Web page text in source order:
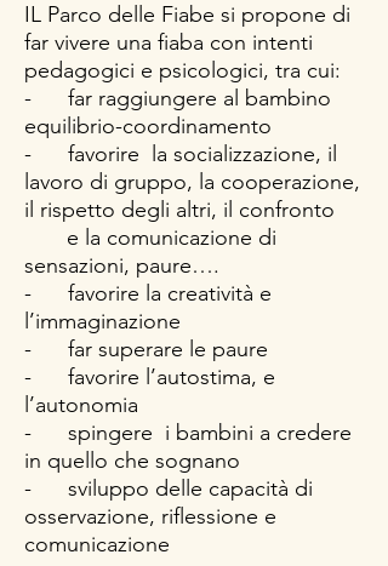
IL Parco delle Fiabe si propone di
far vivere una fiaba con intenti
pedagogici e psicologici, tra cui:
- far raggiungere al bambino
equilibrio-coordinamento
- favorire la socializzazione, il
lavoro di gruppo, la cooperazione,
il rispetto degli altri, il confronto
e la comunicazione di
sensazioni, paure….
- favorire la creatività e
l’immaginazione
- far superare le paure
- favorire l’autostima, e
l’autonomia
- spingere i bambini a credere
in quello che sognano
- sviluppo delle capacità di
osservazione, riflessione e
comunicazione